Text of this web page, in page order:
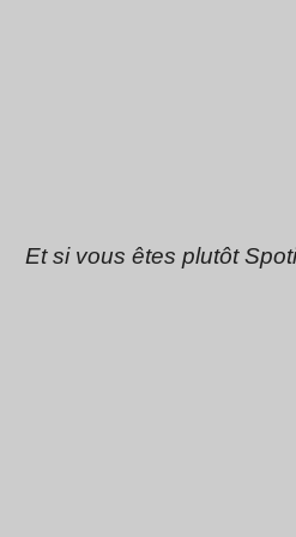
Et si vous êtes plutôt